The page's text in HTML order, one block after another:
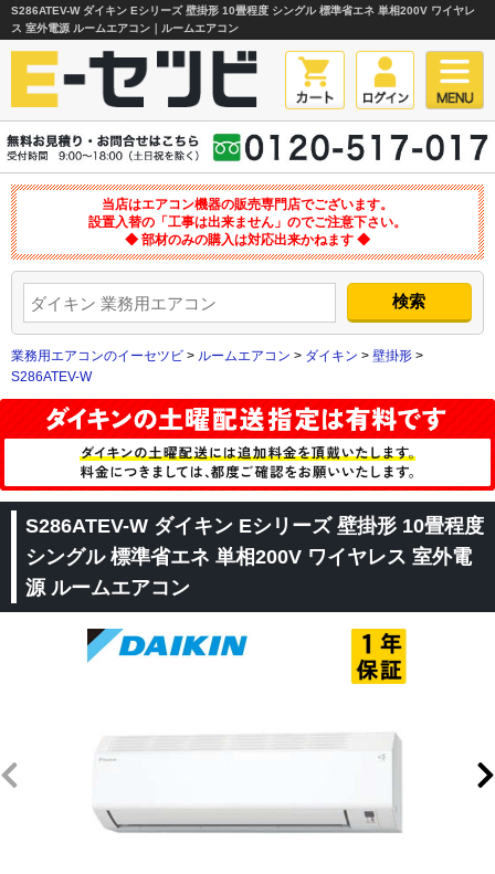
S286ATEV-W ダイキン Eシリーズ 壁掛形 10畳程度 シングル 標準省エネ 単相200V ワイヤレ
ス 室外電源 ルームエアコン｜ルームエアコン
当店はエアコン機器の販売専門店でございます。
設置入替の「工事は出来ません」のでご注意下さい。
◆ 部材のみの購入は対応出来かねます ◆
業務用エアコンのイーセツビ > ルームエアコン > ダイキン > 壁掛形 >
S286ATEV-W
S286ATEV-W ダイキン Eシリーズ 壁掛形 10畳程度
シングル 標準省エネ 単相200V ワイヤレス 室外電
源 ルームエアコン